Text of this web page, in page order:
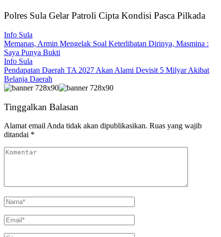
Polres Sula Gelar Patroli Cipta Kondisi Pasca Pilkada
Info Sula
Memanas, Armin Mengelak Soal Keterlibatan Dirinya, Masmina :
Saya Punya Bukti
Info Sula
Pendapatan Daerah TA 2027 Akan Alami Devisit 5 Milyar Akibat
Belanja Daerah
Tinggalkan Balasan
Alamat email Anda tidak akan dipublikasikan. Ruas yang wajib
ditandai *